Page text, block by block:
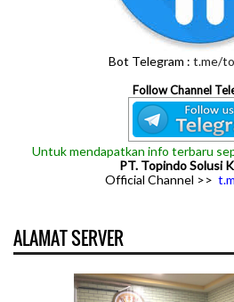
Bot Telegram : t.me/
Follow Channel
Untuk mendapatkan info terbaru
PT. Topindo Solusi
Official Channel >>
ALAMAT SERVER